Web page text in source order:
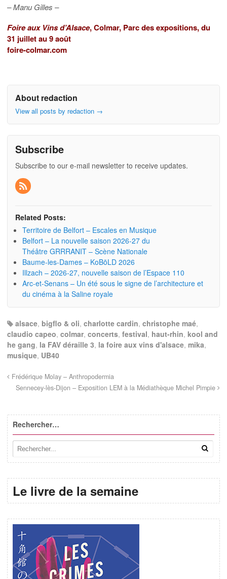
– Manu Gilles –
Foire aux Vins d’Alsace, Colmar, Parc des expositions, du
31 juillet au 9 août
foire-colmar.com
About redaction
View all posts by redaction →
Subscribe
Subscribe to our e-mail newsletter to receive updates.
Related Posts:
Territoire de Belfort – Escales en Musique
Belfort – La nouvelle saison 2026-27 du
Théâtre GRRRANIT – Scène Nationale
Baume-les-Dames – KoBōLD 2026
Illzach – 2026-27, nouvelle saison de l’Espace 110
Arc-et-Senans – Un été sous le signe de l’architecture et
du cinéma à la Saline royale
alsace, bigflo & oli, charlotte cardin, christophe maé,
claudio capeo, colmar, concerts, festival, haut-rhin, kool and
he gang, la FAV déraille 3, la foire aux vins d'alsace, mika,
musique, UB40
Frédérique Molay – Anthropodermia
Sennecey-lès-Dijon – Exposition LEM à la Médiathèque Michel Pimpie
Rechercher…
Le livre de la semaine